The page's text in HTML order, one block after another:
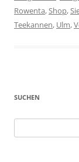
Rowenta,Shop,
Teekannen, Ulm,
SUCHEN
nach: